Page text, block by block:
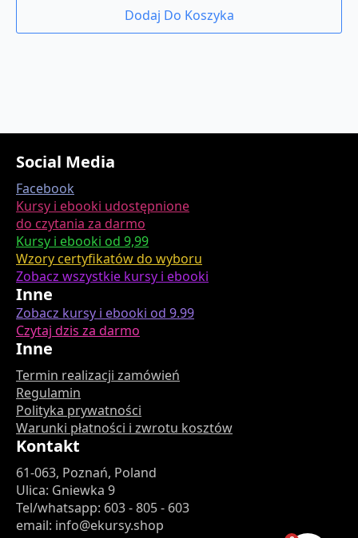
wynosiła:
wynosi:
Dodaj Do Koszyka
Social Media
Facebook
Kursy i ebooki udostępnione
do czytania za darmo
Kursy i ebooki od 9,99
Wzory certyfikatów do wyboru
Zobacz wszystkie kursy i ebooki
Inne
Zobacz kursy i ebooki od 9.99
Czytaj dzis za darmo
Inne
Termin realizacji zamówień
Regulamin
Polityka prywatności
Warunki płatności i zwrotu kosztów
Kontakt
61-063, Poznań, Poland
Ulica: Gniewka 9
Tel/whatsapp: 603 - 805 - 603
email: info@ekursy.shop